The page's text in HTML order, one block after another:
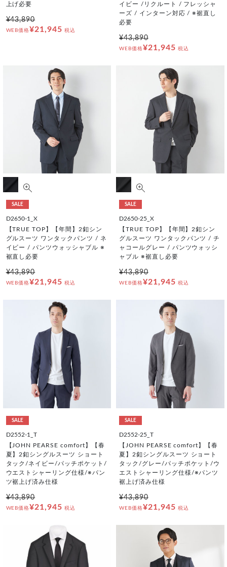
上げ必要
¥43,890
WEB価格¥21,945 税込
イビー /リクルート / フレッシャ
ーズ / インターン対応 / ※裾直し
必要
¥43,890
WEB価格¥21,945 税込
SALE
D2650-1_X
【TRUE TOP】【年間】2釦シン
グルスーツ ワンタックパンツ / ネ
イビー / パンツウォッシャブル ※
裾直し必要
¥43,890
WEB価格¥21,945 税込
SALE
D2650-25_X
【TRUE TOP】【年間】2釦シン
グルスーツ ワンタックパンツ / チ
ャコールグレー / パンツウォッシ
ャブル ※裾直し必要
¥43,890
WEB価格¥21,945 税込
SALE
D2552-1_T
【JOHN PEARSE comfort】【春
夏】2釦シングルスーツ ショート
タック/ネイビー/パッチポケット/
ウエストシャーリング仕様/※パン
ツ裾上げ済み仕様
¥43,890
WEB価格¥21,945 税込
SALE
D2552-25_T
【JOHN PEARSE comfort】【春
夏】2釦シングルスーツ ショート
タック/グレー/パッチポケット/ウ
エストシャーリング仕様/※パンツ
裾上げ済み仕様
¥43,890
WEB価格¥21,945 税込